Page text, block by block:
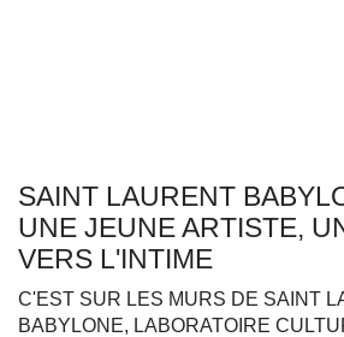
SAINT LAURENT
UNE JEUNE ARTISTE,
VERS L'INTIME
C'EST SUR LES MURS DE SAINT
BABYLONE, LABORATOIRE